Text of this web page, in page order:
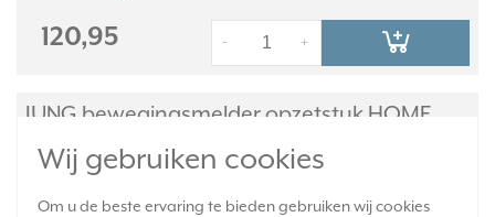
Wij gebruiken cookies
Om u de beste ervaring te bieden gebruiken wij cookies
120,95 +
-
JUNG bewegingsmelder opzetstuk HOME
CD500 goud brons(BT CD 17181 GB)